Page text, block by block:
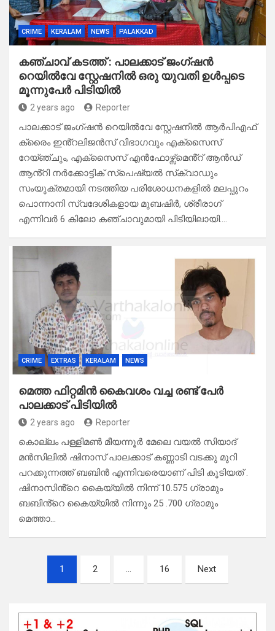
CRIME KERALAM NEWS PALAKKAD
കഞ്ചാവ് കടത്ത് : പാലക്കാട് ജംഗ്ഷൻ
റെയിൽവേ സ്റ്റേഷനിൽ ഒരു യുവതി ഉൾപ്പടെ
മൂന്നുപേർ പിടിയിൽ
2 years ago Reporter
പാലക്കാട് ജംഗ്ഷൻ റെയിൽവേ സ്റ്റേഷനിൽ ആർപിഎഫ്
ക്രൈം ഇൻ്റലിജൻസ് വിഭാഗവും എക്സൈസ്
റേയ്ഞ്ചും, എക്സൈസ് എൻഫോഴ്സ്മെൻ്റ് ആൻഡ്
ആൻ്റി നർക്കോട്ടിക് സ്പെഷ്യൽ സ്‌ക്വാഡും
സംയുക്തമായി നടത്തിയ പരിശോധനകളിൽ മലപ്പുറം
പൊന്നാനി സ്വദേശികളായ മുബഷിർ, ശ്രീരാഗ്
എന്നിവർ 6 കിലോ കഞ്ചാവുമായി പിടിയിലായി.…
CRIME EXTRAS KERALAM NEWS
മെത്ത ഫിറ്റമിൻ കൈവശം വച്ച രണ്ട് പേർ
പാലക്കാട് പിടിയിൽ
2 years ago Reporter
കൊല്ലം പള്ളിമൺ മീയന്നൂർ മേലെ വയൽ സിയാദ്
മൻസിലിൽ ഷിനാസ് പാലക്കാട് കണ്ണാടി വടക്കു മുറി
പറക്കുന്നത്ത് ബബിൻ എന്നിവരെയാണ് പിടി കൂടിയത് .
ഷിനാസിൻ്റെ കൈയ്യിൽ നിന്ന് 10.575 ഗ്രാമും
ബബിൻ്റെ കൈയ്യിൽ നിന്നും 25 .700 ഗ്രാമും
മെത്താ…
pagination
1 2 … 16 Next